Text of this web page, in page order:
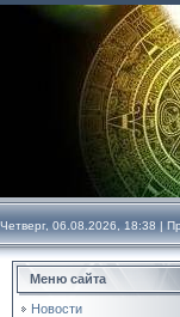
Четверг, 06.08.2026, 18:38 |
Меню сайта
Новости